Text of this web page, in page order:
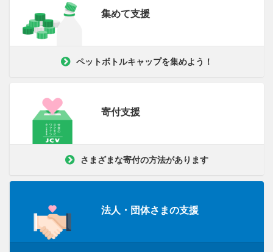
集めて支援
ペットボトルキャップを集めよう！
寄付支援
さまざまな寄付の方法があります
法人・団体さまの支援